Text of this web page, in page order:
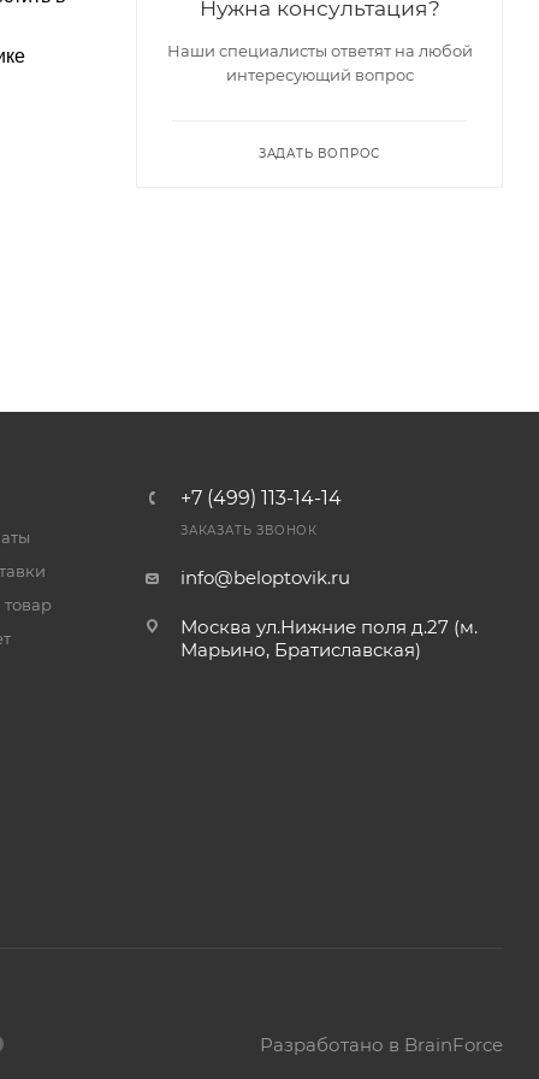
Нужна консультация?
Наши специалисты ответят на любой
интересующий вопрос
ЗАДАТЬ ВОПРОС
товар
+7 (499) 113-14-14
ЗАКАЗАТЬ ЗВОНОК
info@beloptovik.ru
Москва ул.Нижние поля д.27 (м.
Марьино, Братиславская)
Разработано в BrainForce